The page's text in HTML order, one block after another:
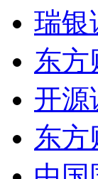
瑞银
东方
开源
东方